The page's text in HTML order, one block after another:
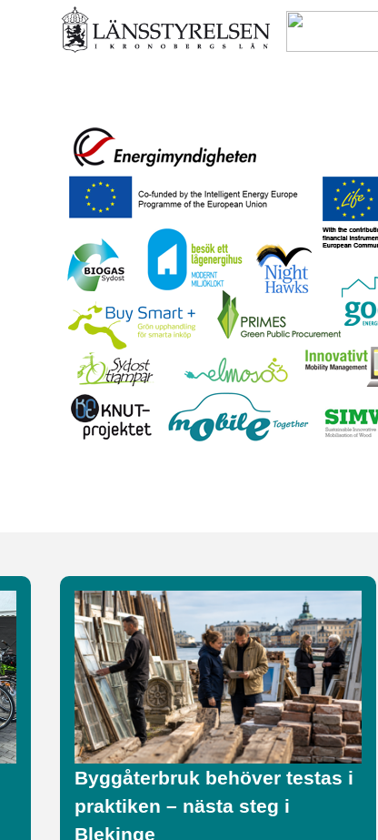
Byggåterbruk behöver testas i
praktiken – nästa steg i
Blekinge